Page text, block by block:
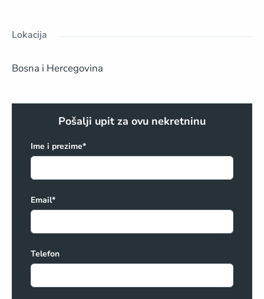
Lokacija
Bosna i Hercegovina
Pošalji upit za ovu nekretninu
Ime i prezime*
Email*
Telefon